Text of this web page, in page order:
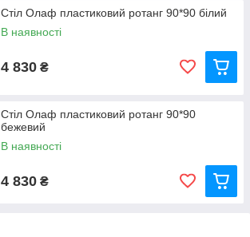
Стіл Олаф пластиковий ротанг 90*90 білий
В наявності
4 830 ₴
Стіл Олаф пластиковий ротанг 90*90
бежевий
В наявності
4 830 ₴